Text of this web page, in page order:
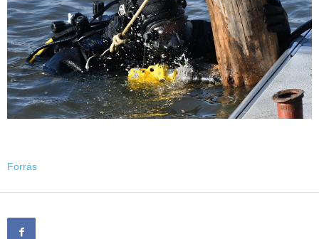
Forrás